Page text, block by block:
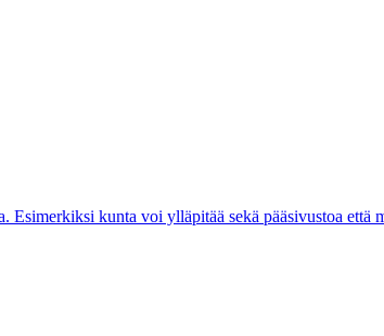
Esimerkiksi kunta voi ylläpitää sekä pääsivustoa että